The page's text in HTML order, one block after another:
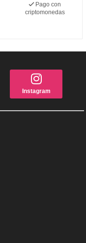
Pago con
criptomonedas
Instagram